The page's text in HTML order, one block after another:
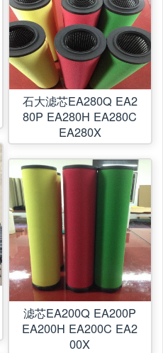
石大滤芯EA280Q EA2
80P EA280H EA280C
EA280X
滤芯EA200Q EA200P
EA200H EA200C EA2
00X